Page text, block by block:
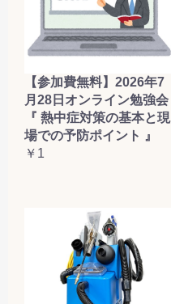
【参加費無料】2026年7
月28日オンライン勉強会
『 熱中症対策の基本と現
場での予防ポイント 』
￥1